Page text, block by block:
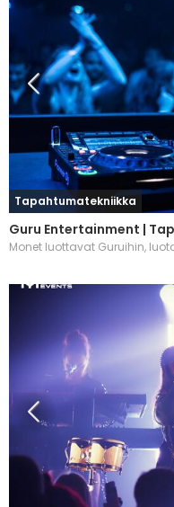
Tapahtumatekniikka
Guru Entertainment |
Monet luottavat Guruihin,